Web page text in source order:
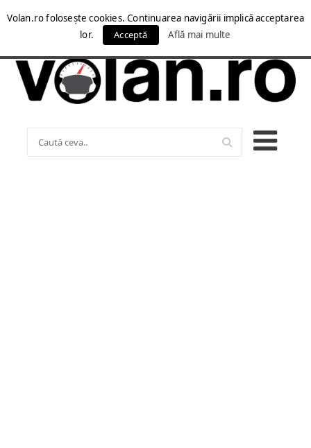
Volan.ro folosește cookies. Continuarea navigării implică acceptarea
lor.
Acceptă Află mai multe